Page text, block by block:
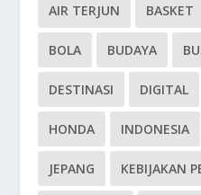
AIR TERJUN BASKET
BOLA BUDAYA
DESTINASI DIGITAL
HONDA INDONESIA
JEPANG KEBIJAKAN